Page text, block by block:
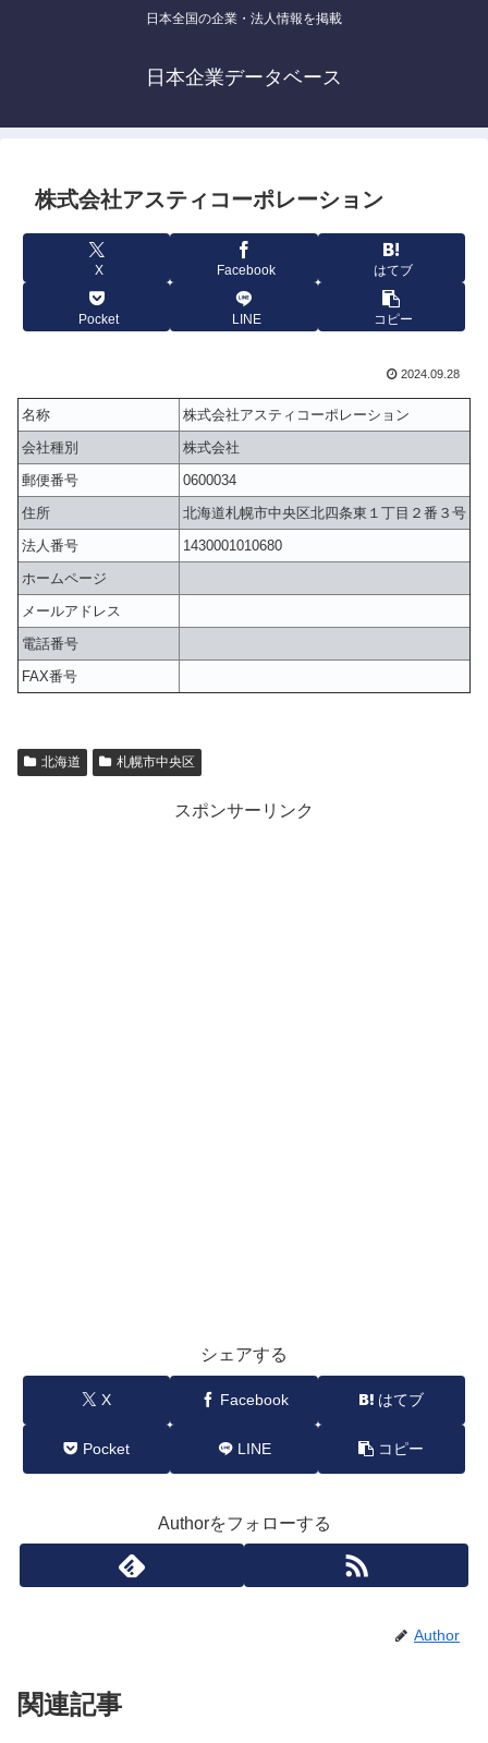
日本全国の企業・法人情報を掲載
日本企業データベース
株式会社アスティコーポレーション
X Facebook はてブ
Pocket LINE コピー
2024.09.28
名称
株式会社アスティコーポレーション
会社種別
株式会社
郵便番号
0600034
住所
北海道札幌市中央区北四条東１丁目２番３号
法人番号
1430001010680
ホームページ
メールアドレス
電話番号
FAX番号
北海道 札幌市中央区
スポンサーリンク
シェアする
X Facebook はてブ
Pocket LINE コピー
Authorをフォローする
Author
関連記事